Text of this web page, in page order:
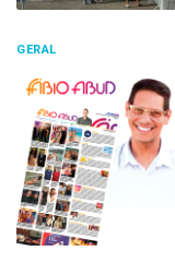
GERAL